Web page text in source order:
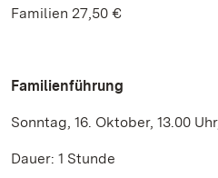
Familien 27,50 €
Familienführung
Sonntag, 16. Oktober, 13.00
Dauer: 1 Stunde